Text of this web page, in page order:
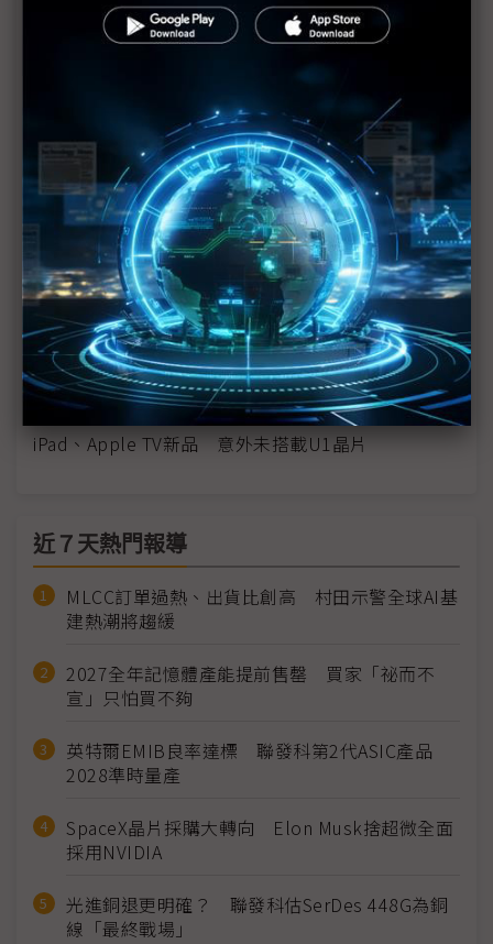
蘋果Mini LED背光先行 OLED技術也不會落隊
迎接蘋果M1生態系 供應鏈準備好了嗎？
蘋果2年轉換CPU大步走 台積電5/3奈米衝刺踩油門
Mini LED iPad量產瓶頸打通 拉貨需求估500萬台
蘋果發表會新品匯總 iPad Pro讓對手看不到車尾燈
蘋果拚iPad兩成成長率 鴻海、仁寶忙翻天
M1晶片：iMac瘦身、iPad進化最大功臣
iPad、AirTag新品齊發 台系供應鏈受惠
iPad、Apple TV新品 意外未搭載U1晶片
近７天熱門報導
MLCC訂單過熱、出貨比創高 村田示警全球AI基
建熱潮將趨緩
2027全年記憶體產能提前售罄 買家「祕而不
宣」只怕買不夠
英特爾EMIB良率達標 聯發科第2代ASIC產品
2028準時量產
SpaceX晶片採購大轉向 Elon Musk捨超微全面
採用NVIDIA
光進銅退更明確？ 聯發科估SerDes 448G為銅
線「最終戰場」